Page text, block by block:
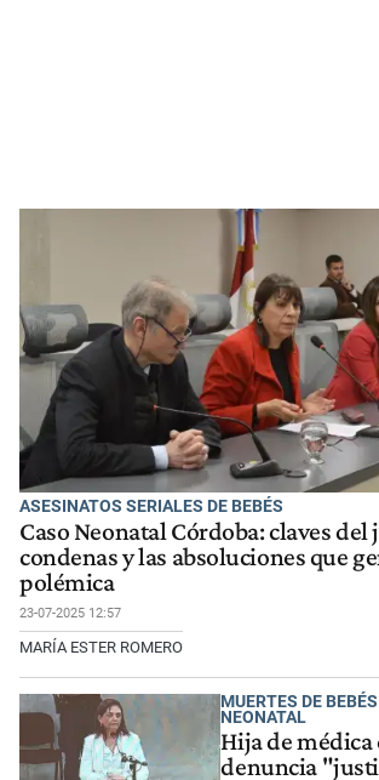
ASESINATOS SERIALES DE BEBÉS
Caso Neonatal Córdoba: claves del
condenas y las absoluciones que
polémica
23-07-2025 12:57
MARÍA ESTER ROMERO
MUERTES DE
NEONATAL
Hija de
denuncia